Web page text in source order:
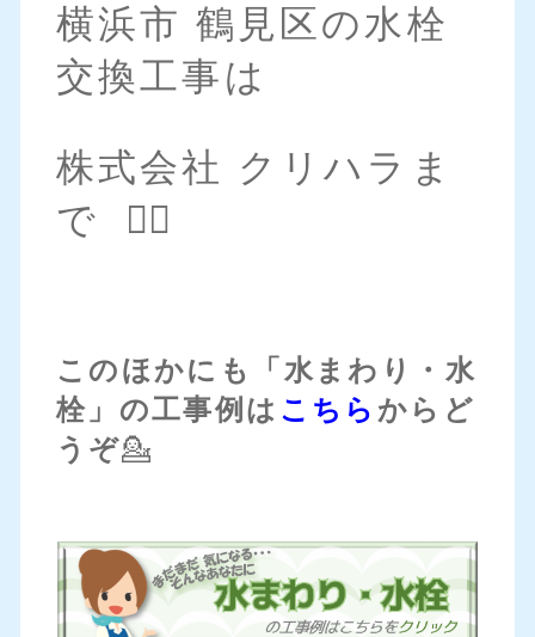
横浜市 鶴見区の水栓
交換工事は
株式会社 クリハラま
で 💁‍♀️
このほかにも「水まわり・水
栓」の工事例は こちら からど
うぞ💁